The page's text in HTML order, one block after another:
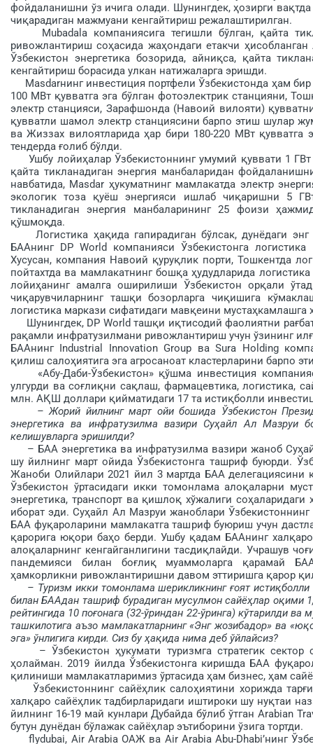
фойдаланишни ўз ичига олади. Шунингдек, ҳозирги
чиқарадиган мажмуани кенгайтириш режалаштирилган.
Mubadala компаниясига тегишли бўлган, қайта
ривожлантириш соҳасида жаҳондаги етакчи
Ўзбекистон энергетика бозорида, айниқса, қайта
кенгайтириш борасида улкан натижаларга эришди.
Masdarнинг инвестиция портфели Ўзбекистонда ҳам
100 МВт қувватга эга бўлган фотоэлектрик стан­цияни,
электр станцияси, Зарафшонда (Навоий вилояти)
қувватли шамол электр станциясини барпо этиш шулар
ва Жиззах вилоятларида ҳар бири 180-220 МВт
тендерда ғолиб бўлди.
Ушбу лойиҳалар Ўзбекистоннинг умумий қуввати 1 ГВт
қайта тикланадиган энергия манбаларидан
навбатида, Masdar ҳукуматнинг мамлакатда электр
экологик тоза қуёш энергияси ишлаб чиқаришни 5
тикланадиган энергия манбаларининг 25 фоизи
қўшмоқда.
Логистика ҳақида гапирадиган бўлсак, дунёдаги энг
БААнинг DP World компанияси Ўзбекистонга
Хусусан, компания Навоий қуруқлик порти, Тошкентда
пойтахтда ва мамлакатнинг бошқа ҳудудларида
лойиҳанинг амалга оширилиши Ўзбекистон орқали
чиқарувчиларнинг ташқи бозорларга чиқишига
логистика маркази сифатидаги мавқеини мустаҳкамлашга
Шунингдек, DP World ташқи иқтисодий фаолиятни
рақамли инфратузилмани ривожлантириш учун ўзининг
БААнинг Industrial Innovation Group ва Sura Holding
қилиш сало­ҳиятига эга агросаноат кластерларини барпо
«Абу-Даби-Ўзбекистон» қўшма инвестиция
улгурди ва соғ­лиқни сақлаш, фармацевтика, логистика,
млн. АҚШ доллари қийматидаги 17 та ис­тиқболли
– Жорий йилнинг март ойи бошида Ўзбекистон
энергетика ва инфратузилма вазири Суҳайл Ал Мазруи
келишувларга эришилди?
– БАА энергетика ва инфратузилма вазири жаноб
шу йилнинг март ойида Ўзбекистонга ташриф буюрди.
Жаноби Олийлари 2021 йил 3 мартда БАА
Ўзбекистон ўртасидаги икки томонлама алоқаларни
энергетика, транспорт ва қишлоқ хўжалиги
иборат эди. Суҳайл Ал Мазруи жа­ноблари
БАА фуқа­роларини мамлакатга ташриф буюриш учун
қарорига юқори баҳо берди. Ушбу қадам БААнинг
алоқаларнинг кенгайганлигини тасдиқлайди. Учрашув
пандемияси билан боғлиқ муаммоларга қарамай
ҳамкорликни ривожлантиришни давом эттиришга қарор
– Туризм икки томонлама шерикликнинг ғоят
билан БААдан ташриф бурадиган мусулмон сайёҳлар оқими
рейтингида 10 по­ғонага (32-ўриндан 22-ўринга) кўтарилди
ташкилотига аъзо мамлакатларнинг «Энг жозибадор» ва
эга» ўнлигига кирди. Сиз бу ҳақида нима деб ўйлайсиз?
– Ўзбекистон ҳукумати туризмга стратегик сектор
ҳолайман. 2019 йилда Ўзбекистонга киришда БАА
қилиниши мамлакатларимиз ўртасида ҳам бизнес, ҳам
Ўзбекистоннинг сайёҳлик салоҳиятини хорижда
халқаро сайёҳлик тадбирларидаги иштироки шу нуқтаи
йилнинг 16-19 май кунлари Дубайда бўлиб ўтган Arabian
бутун дунёдан бўлажак сайёҳлар эътиборини ўзига тортди.
flydubai, Air Arabia ОАЖ ва Air Arabia Abu-Dhabi’нинг